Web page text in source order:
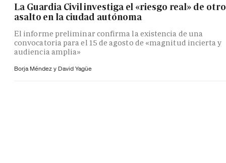
La Guardia Civil investiga el «riesgo real» de otro
asalto en la ciudad autónoma
El informe preliminar confirma la existencia de una
convocatoria para el 15 de agosto de «magnitud incierta y
audiencia amplia»
Borja Méndez y David Yagüe